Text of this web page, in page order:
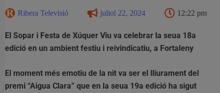
Ribera Televisió juliol 22, 2024 12:22 pm
El Sopar i Festa de Xúquer Viu va celebrar la seua 18a
edició en un ambient festiu i reivindicatiu, a Fortaleny
El moment més emotiu de la nit va ser el lliurament del
premi “Aigua Clara” que en la seua 19a edició ha sigut